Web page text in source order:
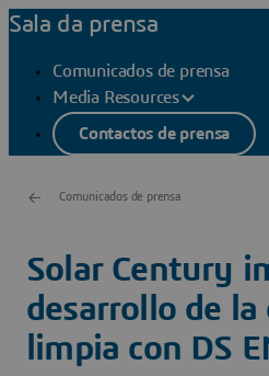
Sala da prensa
Comunicados de prensa
Media Resources
Contactos de prensa
Comunicados de prensa
Solar Century
desarrollo de la
limpia con DS